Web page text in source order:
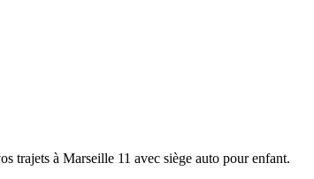
trajets à Marseille 11 avec siège auto pour enfant.